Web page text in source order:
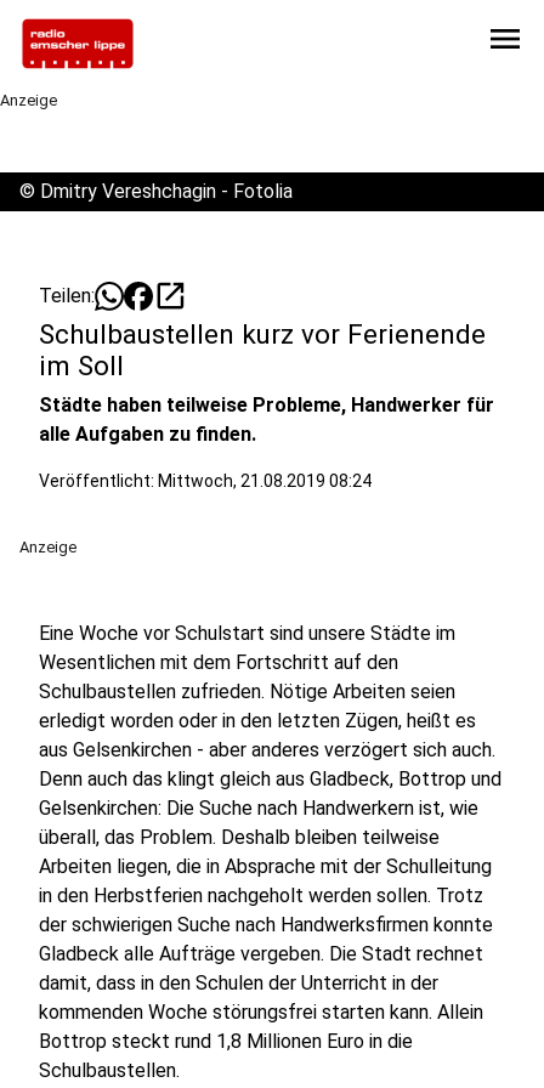
menu
Anzeige
© Dmitry Vereshchagin - Fotolia
Teilen: open_in_new
Schulbaustellen kurz vor Ferienende
im Soll
Städte haben teilweise Probleme, Handwerker für
alle Aufgaben zu finden.
Veröffentlicht: Mittwoch, 21.08.2019 08:24
Anzeige
Eine Woche vor Schulstart sind unsere Städte im
Wesentlichen mit dem Fortschritt auf den
Schulbaustellen zufrieden. Nötige Arbeiten seien
erledigt worden oder in den letzten Zügen, heißt es
aus Gelsenkirchen - aber anderes verzögert sich auch.
Denn auch das klingt gleich aus Gladbeck, Bottrop und
Gelsenkirchen: Die Suche nach Handwerkern ist, wie
überall, das Problem. Deshalb bleiben teilweise
Arbeiten liegen, die in Absprache mit der Schulleitung
in den Herbstferien nachgeholt werden sollen. Trotz
der schwierigen Suche nach Handwerksfirmen konnte
Gladbeck alle Aufträge vergeben. Die Stadt rechnet
damit, dass in den Schulen der Unterricht in der
kommenden Woche störungsfrei starten kann. Allein
Bottrop steckt rund 1,8 Millionen Euro in die
Schulbaustellen.